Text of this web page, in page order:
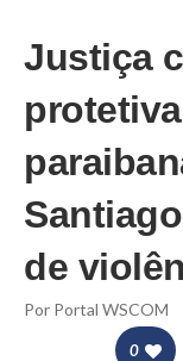
Justiça
de
Por Portal WSCOM
0